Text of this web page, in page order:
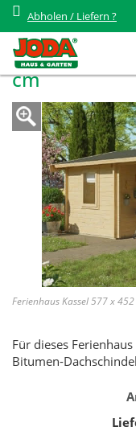
Abholen / Liefern ?
Ferienhaus
cm
Ferienhaus Kassel 577 x
Für dieses
Bitumen-